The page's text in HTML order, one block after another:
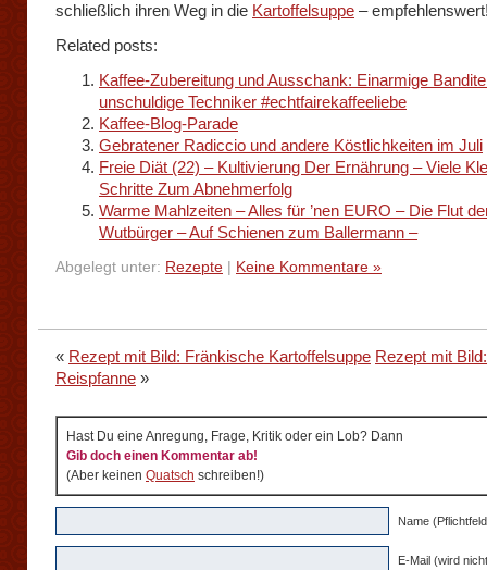
schließlich ihren Weg in die Kartoffelsuppe –
Related posts:
Kaffee-Zubereitung und Ausschank: Einarmige
unschuldige Techniker #echtfairekaffeeliebe
Kaffee-Blog-Parade
Gebratener Radiccio und andere Köstlichkeiten im Juli
Freie Diät (22) – Kultivierung Der Ernährung – Viele
Schritte Zum Abnehmerfolg
Warme Mahlzeiten – Alles für ’nen EURO – Die Flut
Wutbürger – Auf Schienen zum Ballermann –
Abgelegt unter: Rezepte Keine Kommentare »
« Rezept mit Bild: Fränkische Kartoffelsuppe Rezept mit
Reispfanne »
Hast Du eine Anregung, Frage, Kritik oder ein Lob? Dann
Gib doch einen Kommentar ab!
(Aber keinen Quatsch schreiben!)
Name
E-Mail (wird